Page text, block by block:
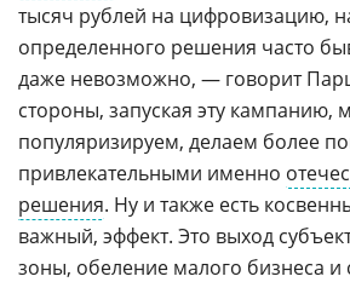
тысяч рублей на цифровизацию,
определенного решения часто
даже невозможно, — говорит
стороны, запуская эту кампанию,
популяризируем, делаем более
привлекательными именно
решения. Ну и также есть
важный, эффект. Это выход
зоны, обеление малого бизнеса